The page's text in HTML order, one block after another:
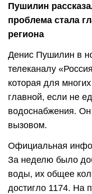
Пушилин
проблема стала
региона
Денис Пушилин в
телеканалу
которая для
главной, если не
водоснабжения.
вызовом.
Официальная
За неделю было
воды, их общее
достигло 1174. На